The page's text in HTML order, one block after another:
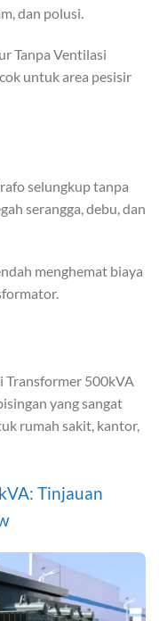
dan polusi.
Tanpa Ventilasi
untuk area pesisir
selungkup tanpa
serangga, debu, dan
menghemat biaya
Transformer 500kVA
yang sangat
rumah sakit, kantor,
Tinjauan